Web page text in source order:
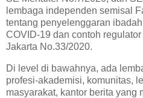
lembaga independen semisal
tentang penyelenggaran
COVID-19 dan contoh
Jakarta No.33/2020.
Di level di bawahnya, ada
profesi-akademisi, komunitas,
masyarakat, kantor berita yang